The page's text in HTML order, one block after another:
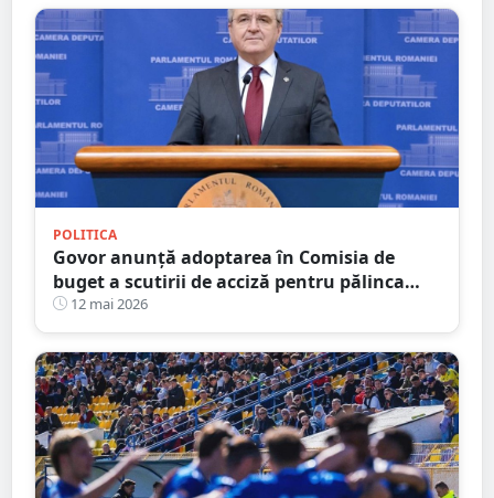
POLITICA
Govor anunță adoptarea în Comisia de
buget a scutirii de acciză pentru pălinca
făcută acasă: ”Protejăm tradițiile
românești”
12 mai 2026